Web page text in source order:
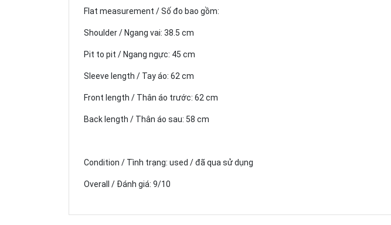
Flat measurement / Số đo bao gồm:
Shoulder / Ngang vai: 38.5 cm
Pit to pit / Ngang ngực: 45 cm
Sleeve length / Tay áo: 62 cm
Front length / Thân áo trước: 62 cm
Back length / Thân áo sau: 58 cm
Condition / Tình trạng: used / đã qua sử dụng
Overall / Đánh giá: 9/10